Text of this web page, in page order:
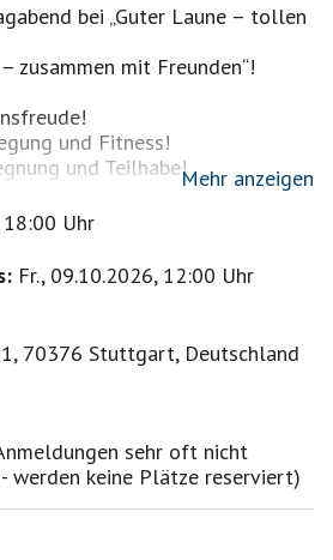
bei „Guter Laune – tollen
zusammen mit Freunden“!
und Fitness!
und Teilhabe!
gefällt, perfekter Tanzmusik
Standard, Latein, Salsa,
großen Tanzfläche – Spaß –
Spaß… Fitness…Gemeinsam
Partystimmung….
raus aus der Isolation, rein ins
um 18 Uhr
Mehr anzeigen
18:00 Uhr
Fr., 09.10.2026, 12:00 Uhr
70376 Stuttgart, Deutschland
sehr oft nicht
werden keine Plätze reserviert)